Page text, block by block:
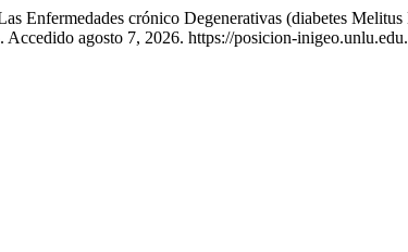
Enfermedades crónico Degenerativas (diabetes
Accedido agosto 7, 2026. https://posicion-